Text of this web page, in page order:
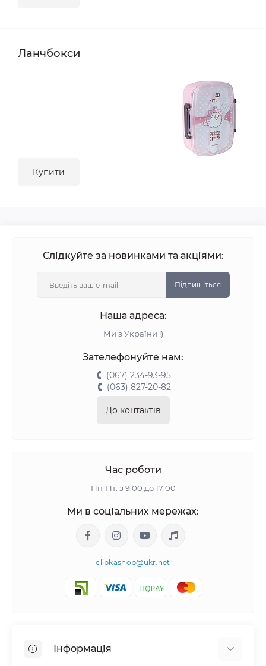
Ланчбокси
Купити
Слідкуйте за новинками та акціями:
Підпишіться
Наша адреса:
Ми з України !)
Зателефонуйте нам:
(067) 234-93-95
(063) 827-20-82
До контактів
Час роботи
Пн-Пт: з 9:00 до 17:00
Ми в соціальних мережах:
clipkashop@ukr.net
Інформація